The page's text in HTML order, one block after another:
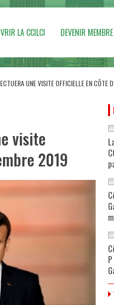
LA CCILCI DEVENIR MEMBRE
UNE VISITE OFFICIELLE EN CÔTE
visite
2019